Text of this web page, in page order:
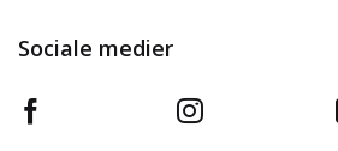
Sociale medier